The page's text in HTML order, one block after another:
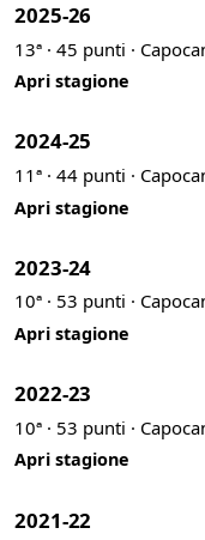
2025-26
13ª · 45 punti ·
Apri stagione
2024-25
11ª · 44 punti ·
Apri stagione
2023-24
10ª · 53 punti ·
Apri stagione
2022-23
10ª · 53 punti ·
Apri stagione
2021-22